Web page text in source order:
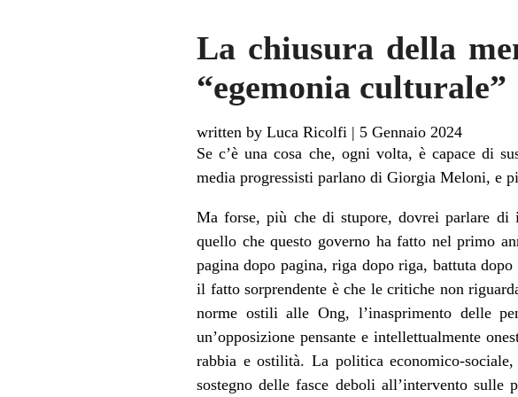
La chiusura della
“egemonia culturale”
written by Luca Ricolfi | 5 Gennaio 2024
Se c’è una cosa che, ogni volta, è capace di
media progressisti parlano di Giorgia Meloni, e
Ma forse, più che di stupore, dovrei parlare
quello che questo governo ha fatto nel primo
pagina dopo pagina, riga dopo riga, battuta
il fatto sorprendente è che le critiche non
norme ostili alle Ong, l’inasprimento delle
un’opposizione pensante e intellettualmente
rabbia e ostilità. La politica economico-
sostegno delle fasce deboli all’intervento